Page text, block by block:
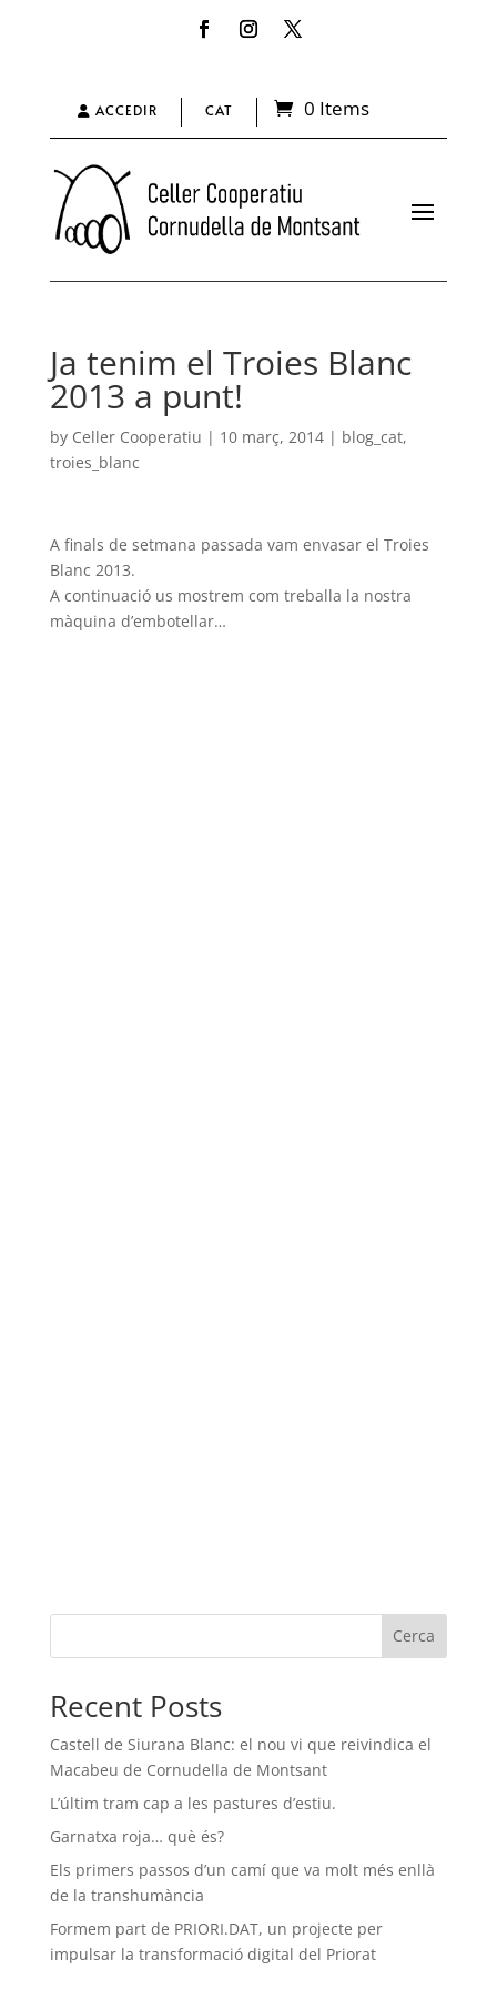
ACCEDIR CAT 0 Items
Ja tenim el Troies Blanc
2013 a punt!
by Celler Cooperatiu | 10 març, 2014| blog_cat,
troies_blanc
A finals de setmana passada vam envasar el Troies
Blanc 2013.
A continuació us mostrem com treballa la nostra
màquina d’embotellar…
Cerca
Recent Posts
Castell de Siurana Blanc: el nou vi que reivindica el
Macabeu de Cornudella de Montsant
L’últim tram cap a les pastures d’estiu.
Garnatxa roja… què és?
Els primers passos d’un camí que va molt més enllà
de la transhumància
Formem part de PRIORI.DAT, un projecte per
impulsar la transformació digital del Priorat